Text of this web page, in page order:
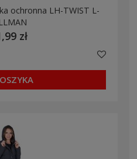
ochronna LH-TWIST L-
zł